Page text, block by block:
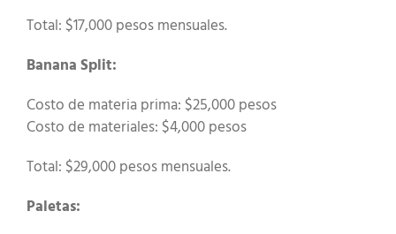
Total: $17,000 pesos mensuales.
Banana Split:
Costo de materia prima: $25,000 pesos
Costo de materiales: $4,000 pesos
Total: $29,000 pesos mensuales.
Paletas: